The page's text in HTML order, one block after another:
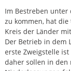
Im Bestreben unter
zu kommen, hat
Kreis der Länder
Der Betrieb in dem
erste Zweigstelle
daher sollen in den